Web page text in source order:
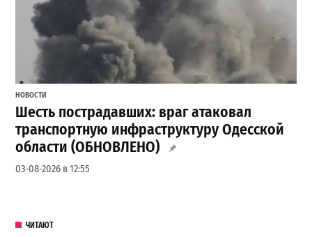
НОВОСТИ
Шесть пострадавших: враг атаковал
транспортную инфраструктуру Одесской
области (ОБНОВЛЕНО)
03-08-2026 в 12:55
ЧИТАЮТ